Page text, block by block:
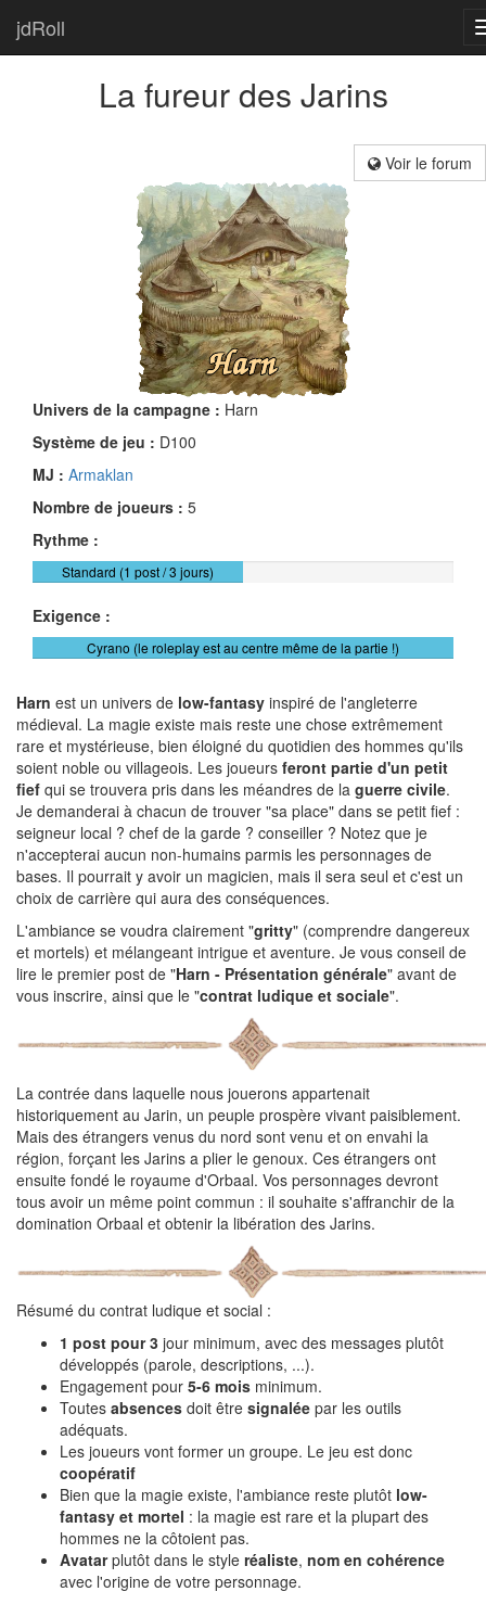
jdRoll
La fureur des Jarins
Voir le forum
Univers de la campagne : Harn
Système de jeu : D100
MJ : Armaklan
Nombre de joueurs : 5
Rythme :
Standard (1 post / 3 jours)
Exigence :
Cyrano (le roleplay est au centre même de la partie !)
Harn est un univers de low-fantasy inspiré de l'angleterre
médieval. La magie existe mais reste une chose extrêmement
rare et mystérieuse, bien éloigné du quotidien des hommes qu'ils
soient noble ou villageois. Les joueurs feront partie d'un petit
fief qui se trouvera pris dans les méandres de la guerre civile.
Je demanderai à chacun de trouver "sa place" dans se petit fief :
seigneur local ? chef de la garde ? conseiller ? Notez que je
n'accepterai aucun non-humains parmis les personnages de
bases. Il pourrait y avoir un magicien, mais il sera seul et c'est un
choix de carrière qui aura des conséquences.
L'ambiance se voudra clairement "gritty" (comprendre dangereux
et mortels) et mélangeant intrigue et aventure. Je vous conseil de
lire le premier post de "Harn - Présentation générale" avant de
vous inscrire, ainsi que le "contrat ludique et sociale".
La contrée dans laquelle nous jouerons appartenait
historiquement au Jarin, un peuple prospère vivant paisiblement.
Mais des étrangers venus du nord sont venu et on envahi la
région, forçant les Jarins a plier le genoux. Ces étrangers ont
ensuite fondé le royaume d'Orbaal. Vos personnages devront
tous avoir un même point commun : il souhaite s'affranchir de la
domination Orbaal et obtenir la libération des Jarins.
Résumé du contrat ludique et social :
1 post pour 3 jour minimum, avec des messages plutôt
développés (parole, descriptions, ...).
Engagement pour 5-6 mois minimum.
Toutes absences doit être signalée par les outils
adéquats.
Les joueurs vont former un groupe. Le jeu est donc
coopératif
Bien que la magie existe, l'ambiance reste plutôt low-
fantasy et mortel : la magie est rare et la plupart des
hommes ne la côtoient pas.
Avatarplutôt dans le style réaliste, nom en cohérence
avec l'origine de votre personnage.